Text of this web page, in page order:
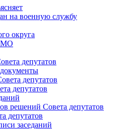
на военную службу
округа
МО
депутатов
депутатов
депутатов
решений Совета депутатов
депутатов
заседаний